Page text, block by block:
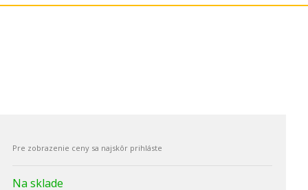
Na sklade